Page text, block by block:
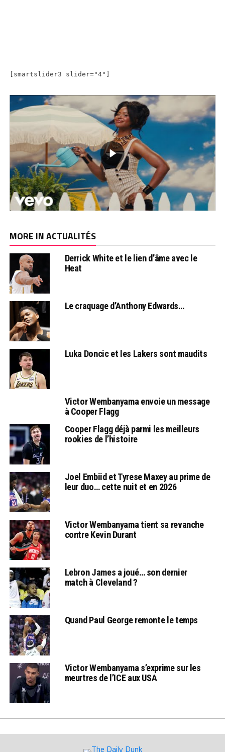
[smartslider3 slider="4"]
MORE IN ACTUALITÉS
Derrick White et le lien d’âme avec le
Heat
Le craquage d’Anthony Edwards…
Luka Doncic et les Lakers sont maudits
Victor Wembanyama envoie un message
à Cooper Flagg
Cooper Flagg déjà parmi les meilleurs
rookies de l’histoire
Joel Embiid et Tyrese Maxey au prime de
leur duo… cette nuit et en 2026
Victor Wembanyama tient sa revanche
contre Kevin Durant
Lebron James a joué… son dernier
match à Cleveland ?
Quand Paul George remonte le temps
Victor Wembanyama s’exprime sur les
meurtres de l’ICE aux USA